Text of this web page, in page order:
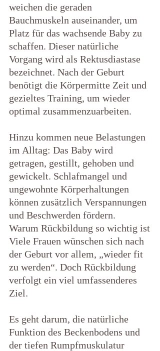
weichen die geraden
Bauchmuskeln auseinander, um
Platz für das wachsende Baby zu
schaffen. Dieser natürliche
Vorgang wird als Rektusdiastase
bezeichnet. Nach der Geburt
benötigt die Körpermitte Zeit und
gezieltes Training, um wieder
optimal zusammenzuarbeiten.
Hinzu kommen neue Belastungen
im Alltag: Das Baby wird
getragen, gestillt, gehoben und
gewickelt. Schlafmangel und
ungewohnte Körperhaltungen
können zusätzlich Verspannungen
und Beschwerden fördern.
Warum Rückbildung so wichtig ist
Viele Frauen wünschen sich nach
der Geburt vor allem, „wieder fit
zu werden“. Doch Rückbildung
verfolgt ein viel umfassenderes
Ziel.
Es geht darum, die natürliche
Funktion des Beckenbodens und
der tiefen Rumpfmuskulatur